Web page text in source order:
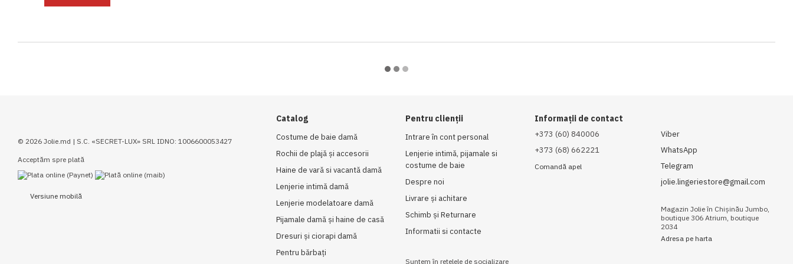
© 2026 Jolie.md | S.C. «SECRET-LUX» SRL IDNO: 1006600053427
Acceptăm spre plată
Versiune mobilă
Catalog
Costume de baie damă
Rochii de plajă și accesorii
Haine de vară si vacantă damă
Lenjerie intimă damă
Lenjerie modelatoare damă
Pijamale damă și haine de casă
Dresuri și ciorapi damă
Рentru bărbați
Pentru clienții
Intrare în cont personal
Lenjerie intimă, pijamale si
costume de baie
Despre noi
Livrare și achitare
Schimb și Returnare
Informatii si contacte
Suntem în rețelele de socializare
Informații de contact
+373 (60) 840006
+373 (68) 662221
Comandă apel
Viber
WhatsApp
Telegram
jolie.lingeriestore@gmail.com
Magazin Jolie în Chișinău Jumbo,
boutique 306 Atrium, boutique
2034
Adresa pe harta